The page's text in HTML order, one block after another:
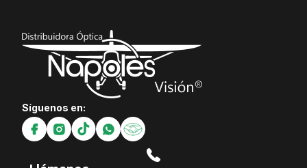
Síguenos en: